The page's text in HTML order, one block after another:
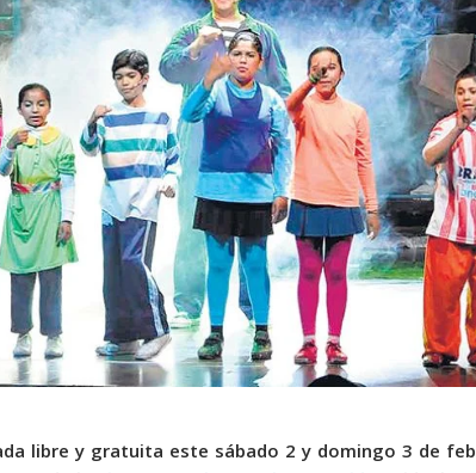
libre y gratuita este sábado 2 y domingo 3 de